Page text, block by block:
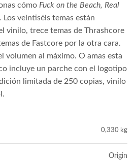
cómo Fuck on the Beach, Real
Los veintiséis temas están
vinilo, trece temas de Thrashcore
de Fastcore por la otra cara.
volumen al máximo. O amas esta
incluye un parche con el logotipo
limitada de 250 copias, vinilo
0,330 kg
Origin